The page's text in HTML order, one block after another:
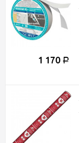
1 170 Р